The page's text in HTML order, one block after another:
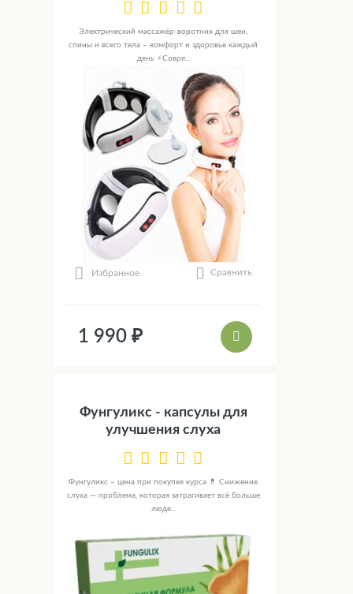
Электрический массажёр-воротник для шеи,
спины и всего тела – комфорт и здоровье каждый
день ⚡Совре...
Избранное Сравнить
1 990 ₽
Фунгуликс - капсулы для
улучшения слуха
Фунгуликс – цена при покупке курса 💊 Снижение
слуха — проблема, которая затрагивает всё больше
люде...